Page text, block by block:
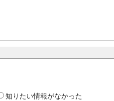
知りたい情報がなかった